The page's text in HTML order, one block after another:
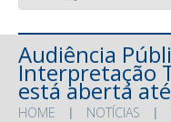
Audiência
Interpretação
está aberta
HOME NOTÍCIAS